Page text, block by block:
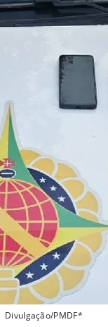
Divulgação/PMDF*